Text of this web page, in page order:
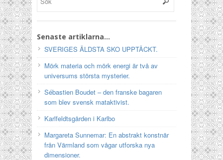
Senaste artiklarna…
SVERIGES ÄLDSTA SKO UPPTÄCKT.
Mörk materia och mörk energi är två av
universums största mysterier.
Sébastien Boudet – den franske bagaren
som blev svensk mataktivist.
Karlfeldtsgården i Karlbo
Margareta Sunnemar: En abstrakt konstnär
från Värmland som vågar utforska nya
dimensioner.